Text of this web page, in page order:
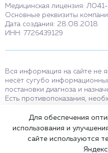
Медицинская лицензия:
Основные реквизиты
Дата создания: 28.08.2018
ИНН: 7726439129
Вся информация на сайте не
несёт сугубо
постановки диагноза и
Есть противопоказания,
мессенджерам и в соцсетях
информационный характер и
услугами.
Оставаясь на сайте вы
Для обеспечения
использования и
сайте используются